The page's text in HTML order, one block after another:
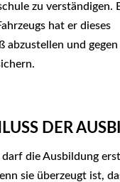
zu verständigen.
hat er dieses
abzustellen und
DER
darf die Ausbildung erst
sie überzeugt ist,